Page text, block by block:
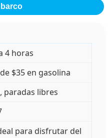
barco
4 horas
$35 en gasolina
paradas libres
para disfrutar del